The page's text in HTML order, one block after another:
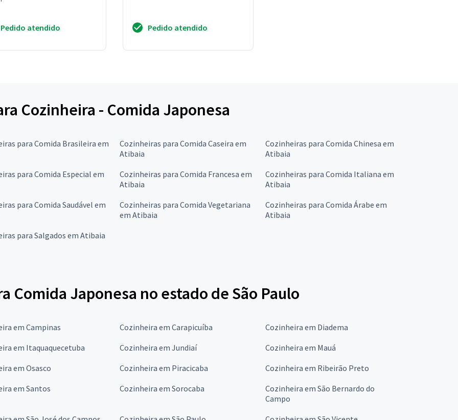
Pedido atendido Pedido atendido
Cozinheira - Comida Japonesa
para Comida Brasileira em
Cozinheiras para Comida Caseira em
Atibaia
Cozinheiras para Comida Chinesa em
Atibaia
para Comida Especial em
Cozinheiras para Comida Francesa em
Atibaia
Cozinheiras para Comida Italiana em
Atibaia
para Comida Saudável em
Cozinheiras para Comida Vegetariana
em Atibaia
Cozinheiras para Comida Árabe em
Atibaia
para Salgados em Atibaia
Comida Japonesa no estado de São Paulo
em Campinas Cozinheira em Carapicuíba
Cozinheira em Diadema
em Itaquaquecetuba Cozinheira em Jundiaí
Cozinheira em Mauá
em Osasco Cozinheira em Piracicaba
Cozinheira em Ribeirão Preto
em Santos Cozinheira em Sorocaba
Cozinheira em São Bernardo do
Campo